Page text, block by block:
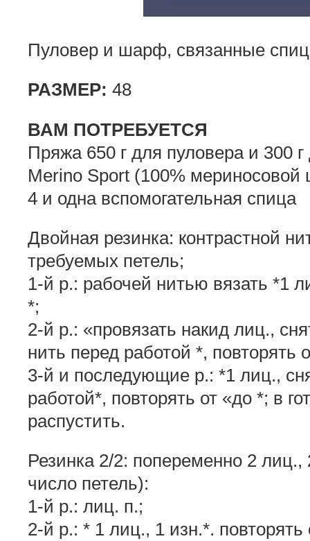
Пуловер и шарф, связанные
РАЗМЕР: 48
ВАМ ПОТРЕБУЕТСЯ
Пряжа 650 г для пуловера и 300
Merino Sport (100%
4 и одна вспомогательная спица
Двойная резинка: контрастной
требуемых петель;
1-й р.: рабочей нитью вязать *1
*;
2-й р.: «провязать накид лиц.,
нить перед работой *, повторять
3-й и последующие р.: *1 лиц.,
работой*, повторять от «до *; в
распустить.
Резинка 2/2: попеременно 2
число петель):
1-й р.: лиц. п.;
2-й р.: * 1 лиц., 1 изн.*.